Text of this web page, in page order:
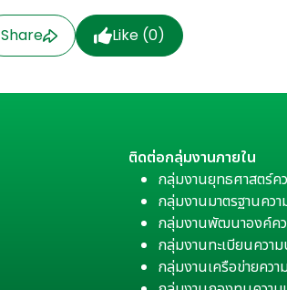
Share Like (0)
ติดต่อกลุ่มงานภายใน
กลุ่มงานยุทธศาสตร์ค
กลุ่มงานมาตรฐานคว
กลุ่มงานพัฒนาองค์คว
กลุ่มงานทะเบียนควา
กลุ่มงานเครือข่ายคว